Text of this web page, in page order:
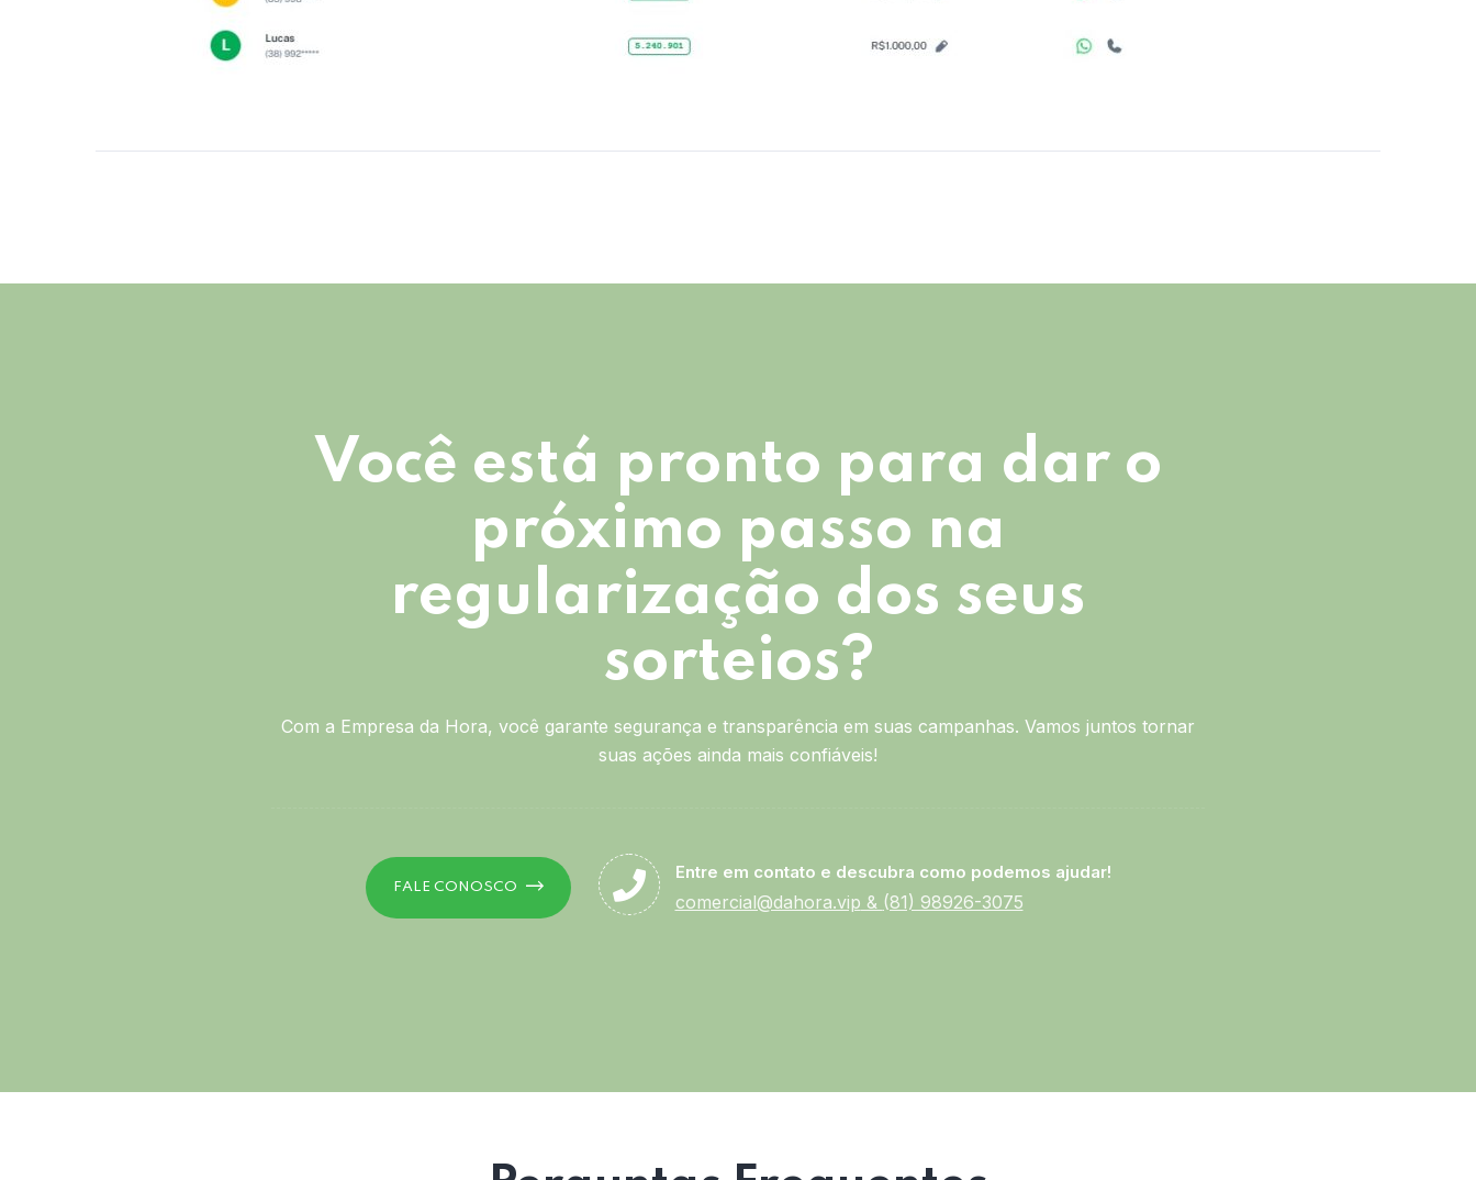
Você está pronto para dar o
próximo passo na
regularização dos seus
sorteios?
Com a Empresa da Hora, você garante segurança e transparência em suas campanhas. Vamos juntos tornar
suas ações ainda mais confiáveis!
FALE CONOSCO
Entre em contato e descubra como podemos ajudar!
comercial@dahora.vip & (81) 98926-3075